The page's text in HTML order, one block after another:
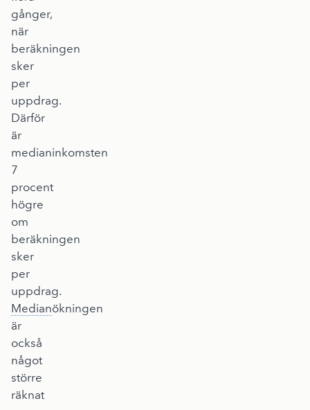
gånger,
när
beräkningen
sker
per
uppdrag.
Därför
är
medianinkomsten
7
procent
högre
om
beräkningen
sker
per
uppdrag.
Medianökningen
är
också
något
större
räknat